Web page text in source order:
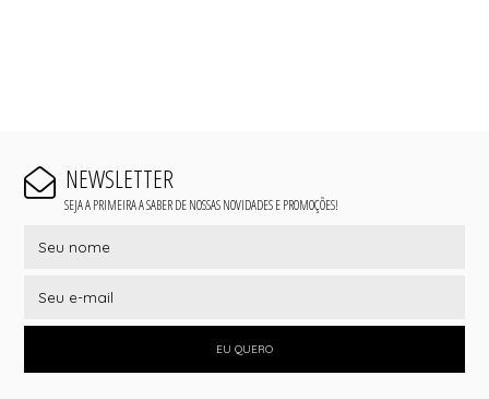
NEWSLETTER
SEJA A PRIMEIRA A SABER DE NOSSAS NOVIDADES E PROMOÇÕES!
EU QUERO